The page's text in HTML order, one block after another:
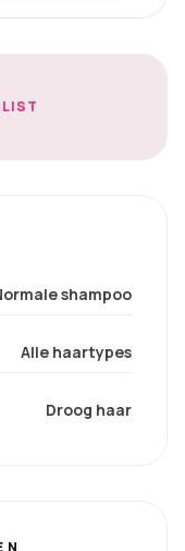
shampoo
Alle haartypes
Droog haar